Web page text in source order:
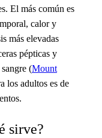
El más común es
calor y
más elevadas
pépticas y
(Mount
los adultos es de
sirve?